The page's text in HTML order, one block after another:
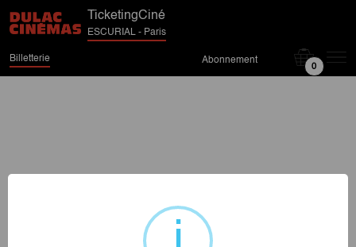
TicketingCiné
ESCURIAL - Paris
Billetterie Abonnement
0